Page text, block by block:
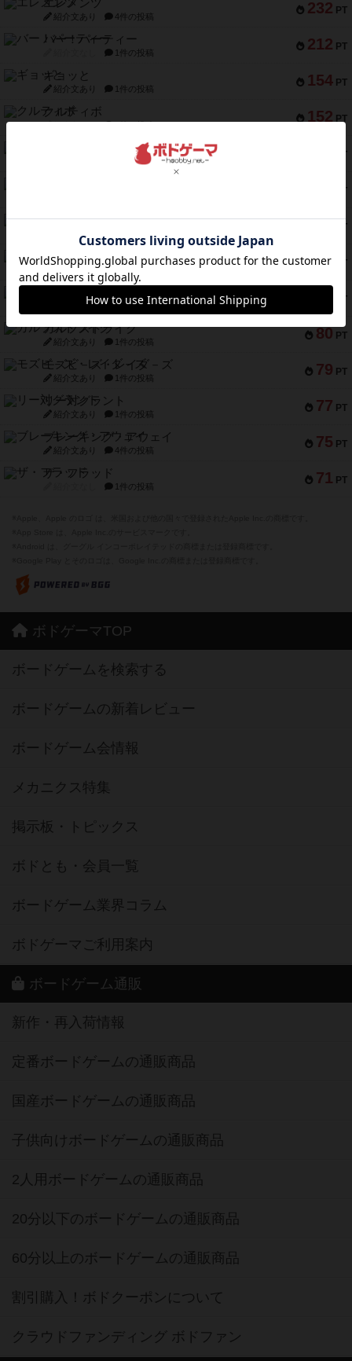
232 PT
エレメンツ
紹介文あり 4件の投稿
212 PT
バー！パーティー
1件の投稿
154 PT
ギョッと
紹介文あり 1件の投稿
152 PT
クルティボ
紹介文なし 1件の投稿
PT
1件の投稿
PT
118 PT
ジャンヌ・ダルク-オルレアン ドロー＆ライト
94 PT
ファースト・イン・フライト
紹介文あり 3件の投稿
PT
紹介文なし 1件の投稿
80 PT
ガルフストライク
紹介文あり 1件の投稿
79 PT
モズビ－ズ・レイダ－ズ
紹介文あり 1件の投稿
77 PT
リー対グラント
紹介文あり 1件の投稿
75 PT
ブレーキング・アウェイ
紹介文あり 4件の投稿
71 PT
ザ・フラッド
1件の投稿
ボドゲーマTOP
ボードゲームを検索する
ボードゲームの新着レビュー
ボードゲーム会情報
メカニクス特集
掲示板・トピックス
ボドとも・会員一覧
ボードゲーム業界コラム
ボドゲーマご利用案内
ボードゲーム通販
新作・再入荷情報
定番ボードゲームの通販商品
国産ボードゲームの通販商品
子供向けボードゲームの通販商品
2人用ボードゲームの通販商品
20分以下のボードゲームの通販商品
60分以上のボードゲームの通販商品
割引購入！ボドクーポンについて
クラウドファンディング ボドファン